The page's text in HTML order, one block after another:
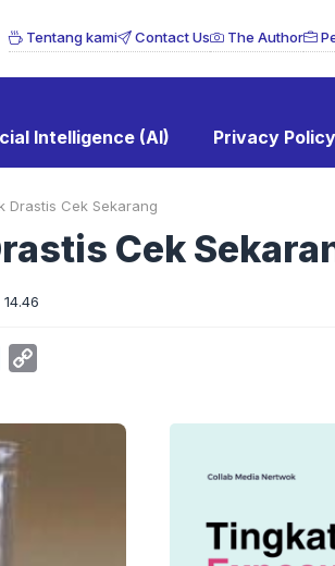
Tentang kami Contact Us The Author
Intelligence (AI) Privacy Policy
Drastis Cek Sekarang
Cek
Telegram